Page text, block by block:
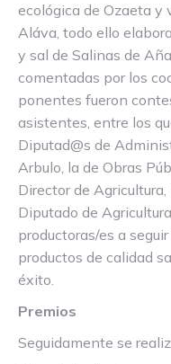
ecológica de Ozaeta y
Aláva, todo ello
y sal de Salinas de
comentadas por los
ponentes fueron
asistentes, entre los
Diputad@s de
Arbulo, la de Obras
Director de
Diputado de
productoras/es a
productos de calidad
éxito.
Premios
Seguidamente se